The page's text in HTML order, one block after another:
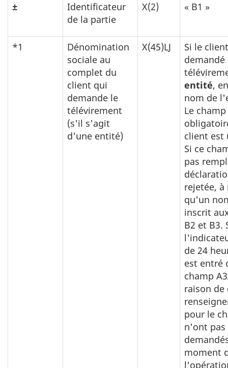
±
Identificateur
de la partie
X(2) « B1 »
*1
Dénomination
sociale au
complet du
client qui
demande le
télévirement
(s'il s'agit
d'une entité)
X(45)LJ
Si le
demandé
entité,
nom de
Le
client est
Si ce
pas
rejetée, à
qu'un
inscrit
B2 et B3.
de 24
est entré
champ
raison de
pour le
n'ont pas
moment